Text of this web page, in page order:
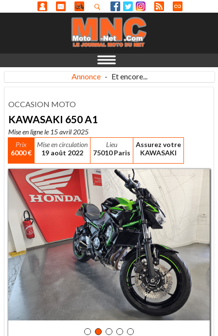
Annonce - Et encore...
OCCASION MOTO
KAWASAKI 650 A1
Mise en ligne le 15 avril 2025
Prix
6000 €
Mise en circulation
19 août 2022
Lieu
75010 Paris
Assurez votre
KAWASAKI